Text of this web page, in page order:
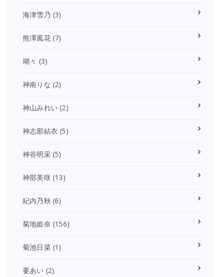
海津雪乃 (3)
熊澤風花(7)
瑚々 (3)
神南りな (2)
神山みれい (2)
神志那結衣 (5)
神谷明采(5)
神部美咲(13)
紀内乃秋 (6)
菊地姫奈 (156)
菊池日菜(1)
要あい (2)